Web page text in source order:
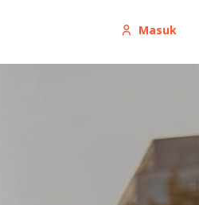
Masuk